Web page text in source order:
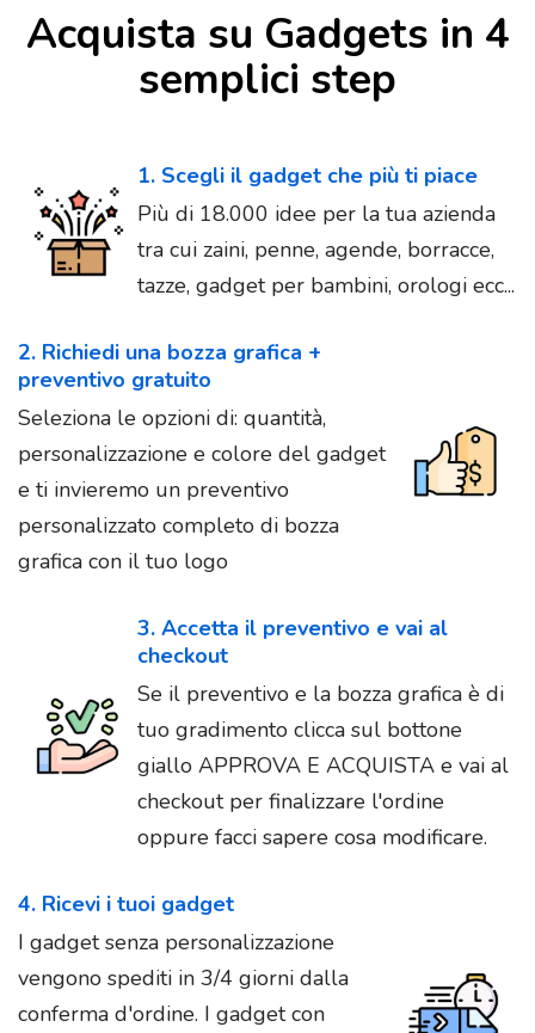
Acquista su Gadgets in 4
semplici step
1. Scegli il gadget che più ti piace
Più di 18.000 idee per la tua azienda
tra cui zaini, penne, agende, borracce,
tazze, gadget per bambini, orologi ecc...
2. Richiedi una bozza grafica +
preventivo gratuito
Seleziona le opzioni di: quantità,
personalizzazione e colore del gadget
e ti invieremo un preventivo
personalizzato completo di bozza
grafica con il tuo logo
3. Accetta il preventivo e vai al
checkout
Se il preventivo e la bozza grafica è di
tuo gradimento clicca sul bottone
giallo APPROVA E ACQUISTA e vai al
checkout per finalizzare l'ordine
oppure facci sapere cosa modificare.
4. Ricevi i tuoi gadget
I gadget senza personalizzazione
vengono spediti in 3/4 giorni dalla
conferma d'ordine. I gadget con